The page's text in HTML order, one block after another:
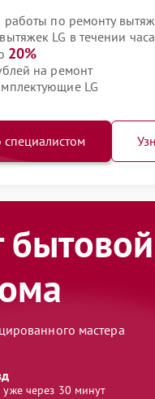
по ремонту
LG в течении часа
20%
на ремонт
LG
специалистом
мастера
уже через 30 минут